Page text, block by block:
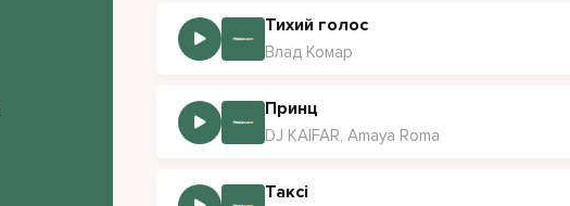
Тихий голос
Влад Комар
Принц
DJ KAIFAR, Amaya Roma
Таксі